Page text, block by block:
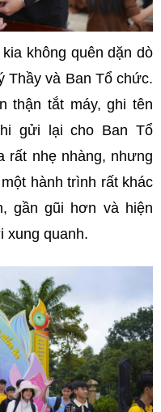
không quên dặn dò
Thầy và Ban Tổ chức.
thận tắt máy, ghi tên
gửi lại cho Ban Tổ
rất nhẹ nhàng, nhưng
hành trình rất khác
gần gũi hơn và hiện
xung quanh.